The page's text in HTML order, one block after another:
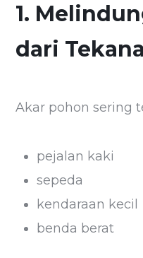
1.
dari
Akar pohon sering
pejalan kaki
sepeda
kendaraan kecil
benda berat